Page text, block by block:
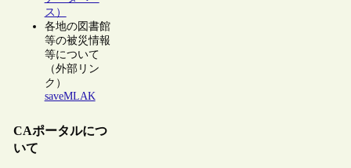
ス）
各地の図書館
等の被災情報
等について
（外部リン
ク）
saveMLAK
CAポータルにつ
いて